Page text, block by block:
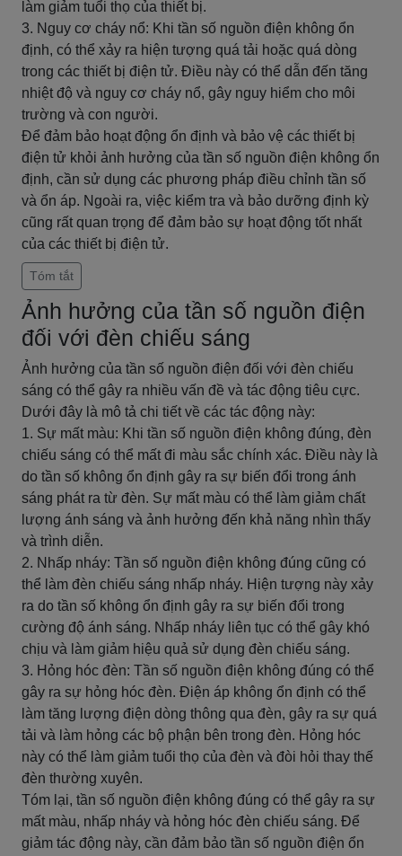
làm giảm tuổi thọ của thiết bị.
3. Nguy cơ cháy nổ: Khi tần số nguồn điện không ổn
định, có thể xảy ra hiện tượng quá tải hoặc quá dòng
trong các thiết bị điện tử. Điều này có thể dẫn đến tăng
nhiệt độ và nguy cơ cháy nổ, gây nguy hiểm cho môi
trường và con người.
Để đảm bảo hoạt động ổn định và bảo vệ các thiết bị
điện tử khỏi ảnh hưởng của tần số nguồn điện không ổn
định, cần sử dụng các phương pháp điều chỉnh tần số
và ổn áp. Ngoài ra, việc kiểm tra và bảo dưỡng định kỳ
cũng rất quan trọng để đảm bảo sự hoạt động tốt nhất
của các thiết bị điện tử.
Tóm tắt
Ảnh hưởng của tần số nguồn điện
đối với đèn chiếu sáng
Ảnh hưởng của tần số nguồn điện đối với đèn chiếu
sáng có thể gây ra nhiều vấn đề và tác động tiêu cực.
Dưới đây là mô tả chi tiết về các tác động này:
1. Sự mất màu: Khi tần số nguồn điện không đúng, đèn
chiếu sáng có thể mất đi màu sắc chính xác. Điều này là
do tần số không ổn định gây ra sự biến đổi trong ánh
sáng phát ra từ đèn. Sự mất màu có thể làm giảm chất
lượng ánh sáng và ảnh hưởng đến khả năng nhìn thấy
và trình diễn.
2. Nhấp nháy: Tần số nguồn điện không đúng cũng có
thể làm đèn chiếu sáng nhấp nháy. Hiện tượng này xảy
ra do tần số không ổn định gây ra sự biến đổi trong
cường độ ánh sáng. Nhấp nháy liên tục có thể gây khó
chịu và làm giảm hiệu quả sử dụng đèn chiếu sáng.
3. Hỏng hóc đèn: Tần số nguồn điện không đúng có thể
gây ra sự hỏng hóc đèn. Điện áp không ổn định có thể
làm tăng lượng điện dòng thông qua đèn, gây ra sự quá
tải và làm hỏng các bộ phận bên trong đèn. Hỏng hóc
này có thể làm giảm tuổi thọ của đèn và đòi hỏi thay thế
đèn thường xuyên.
Tóm lại, tần số nguồn điện không đúng có thể gây ra sự
mất màu, nhấp nháy và hỏng hóc đèn chiếu sáng. Để
giảm tác động này, cần đảm bảo tần số nguồn điện ổn